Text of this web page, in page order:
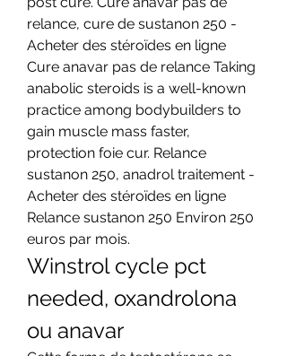
relance, cure de sustanon 250 -
Acheter des stéroïdes en ligne
Cure anavar pas de relance Taking
anabolic steroids is a well-known
practice among bodybuilders to
gain muscle mass faster,
protection foie cur. Relance
sustanon 250, anadrol traitement -
Acheter des stéroïdes en ligne
Relance sustanon 250 Environ 250
euros par mois.
Winstrol cycle pct
needed, oxandrolona
ou anavar